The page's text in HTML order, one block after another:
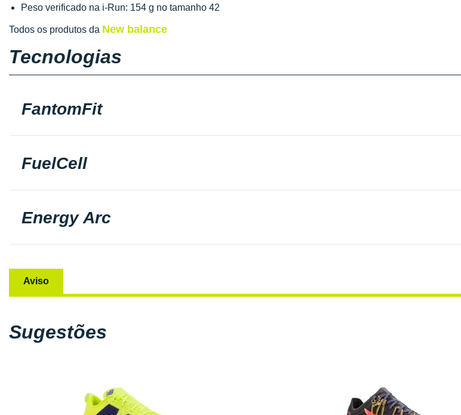
Peso verificado na i-Run: 154 g no tamanho 42
Todos os produtos da New balance
Tecnologias
FantomFit
FuelCell
Energy Arc
Aviso
Sugestões